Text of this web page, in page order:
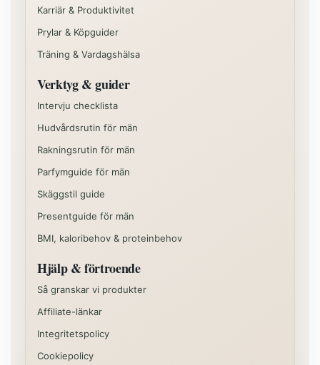
Karriär & Produktivitet
Prylar & Köpguider
Träning & Vardagshälsa
Verktyg & guider
Intervju checklista
Hudvårdsrutin för män
Rakningsrutin för män
Parfymguide för män
Skäggstil guide
Presentguide för män
BMI, kaloribehov & proteinbehov
Hjälp & förtroende
Så granskar vi produkter
Affiliate-länkar
Integritetspolicy
Cookiepolicy